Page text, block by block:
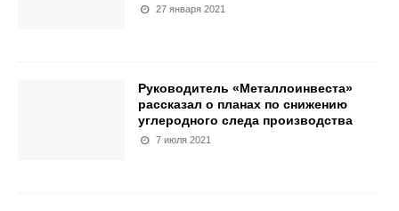
27 января 2021
Руководитель «Металлоинвеста»
рассказал о планах по снижению
углеродного следа производства
7 июля 2021